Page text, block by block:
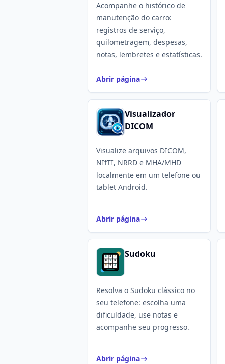
Acompanhe o histórico de
manutenção do carro:
registros de serviço,
quilometragem, despesas,
notas, lembretes e estatísticas.
Abrir página
Visualizador
DICOM
Visualize arquivos DICOM,
NIfTI, NRRD e MHA/MHD
localmente em um telefone ou
tablet Android.
Abrir página
Sudoku
Resolva o Sudoku clássico no
seu telefone: escolha uma
dificuldade, use notas e
acompanhe seu progresso.
Abrir página